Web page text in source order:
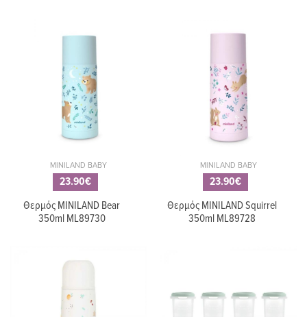
πιρούνι MINILAND
Picneat Dolce
Candy ML89519
Picneat Dolce
Candy
MINILAND BABY
23.90€
Θερμός MINILAND Bear
350ml ML89730
MINILAND BABY
23.90€
Θερμός MINILAND Squirrel
350ml ML89728